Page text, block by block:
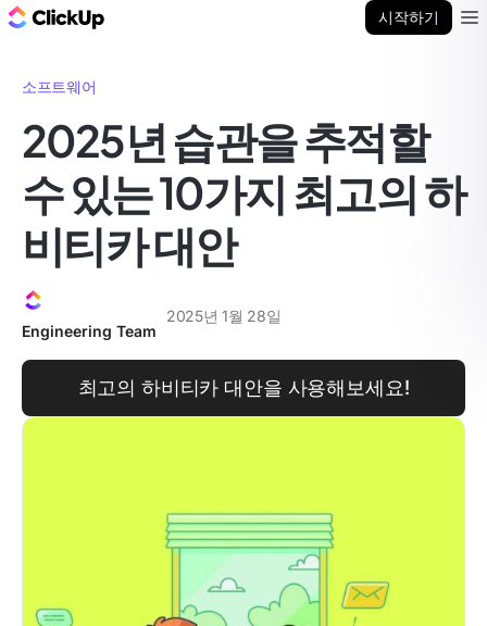
시작하기
소프트웨어
2025년 습관을 추적할
수 있는 10가지 최고의 하
비티카 대안
Engineering Team
2025년 1월 28일
최고의 하비티카 대안을 사용해보세요!